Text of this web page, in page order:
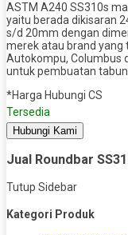
ASTM A240 SS310s
yaitu berada dikisaran
s/d 20mm dengan
merek atau brand yang
Autokompu, Columbus
untuk pembuatan
*Harga Hubungi CS
Tersedia
Hubungi Kami
Jual Roundbar
Tutup Sidebar
Kategori Produk